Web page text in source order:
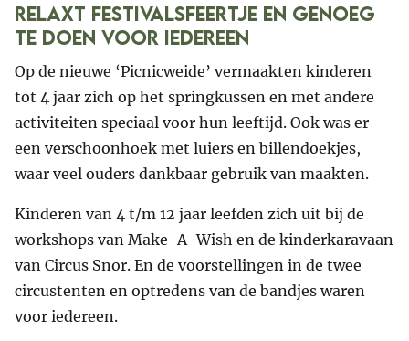
Relaxt festivalsfeertje en genoeg
te doen voor iedereen
Op de nieuwe ‘Picnicweide’ vermaakten kinderen
tot 4 jaar zich op het springkussen en met andere
activiteiten speciaal voor hun leeftijd. Ook was er
een verschoonhoek met luiers en billendoekjes,
waar veel ouders dankbaar gebruik van maakten.
Kinderen van 4 t/m 12 jaar leefden zich uit bij de
workshops van Make-A-Wish en de kinderkaravaan
van Circus Snor. En de voorstellingen in de twee
circustenten en optredens van de bandjes waren
voor iedereen.